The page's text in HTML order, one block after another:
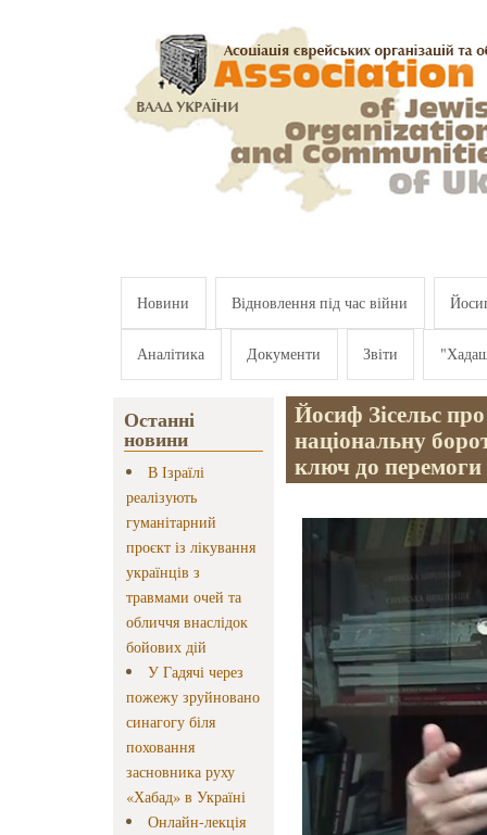
Новини Відновлення під час війни
Аналітика Документи Звіти
Останні
новини
В Ізраїлі
реалізують
гуманітарний
проєкт із лікування
українців з
травмами очей та
обличчя внаслідок
бойових дій
У Гадячі через
пожежу зруйновано
синагогу біля
поховання
засновника руху
«Хабад» в Україні
Онлайн-лекція
Йосиф Зісельс
національну
ключ до перемоги